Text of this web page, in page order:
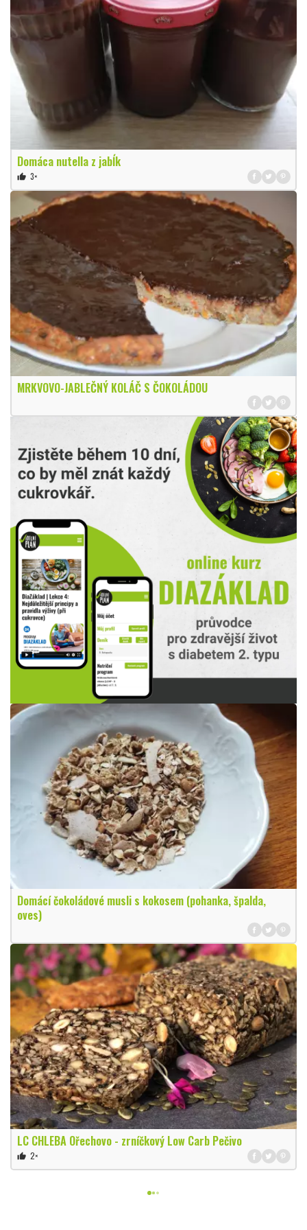
Domáca nutella z jabĺk
thumb_up 3×
MRKVOVO-JABLEČNÝ KOLÁČ S ČOKOLÁDOU
Domácí čokoládové musli s kokosem (pohanka, špalda,
oves)
LC CHLEBA Ořechovo - zrníčkový Low Carb Pečivo
thumb_up 2×